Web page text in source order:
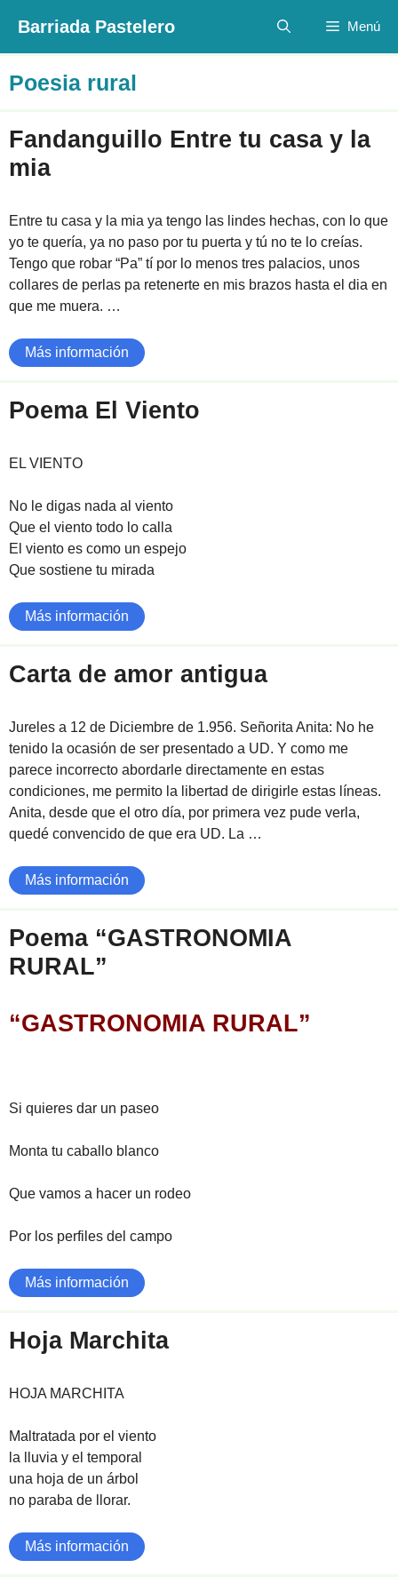
contenido
Barriada Pastelero Menú
Poesia rural
Fandanguillo Entre tu casa y la
mia
Entre tu casa y la mia ya tengo las lindes hechas, con lo que
yo te quería, ya no paso por tu puerta y tú no te lo creías.
Tengo que robar “Pa” tí por lo menos tres palacios, unos
collares de perlas pa retenerte en mis brazos hasta el dia en
que me muera. …
Más información
Poema El Viento
EL VIENTO
No le digas nada al viento
Que el viento todo lo calla
El viento es como un espejo
Que sostiene tu mirada
Más información
Carta de amor antigua
Jureles a 12 de Diciembre de 1.956. Señorita Anita: No he
tenido la ocasión de ser presentado a UD. Y como me
parece incorrecto abordarle directamente en estas
condiciones, me permito la libertad de dirigirle estas líneas.
Anita, desde que el otro día, por primera vez pude verla,
quedé convencido de que era UD. La …
Más información
Poema “GASTRONOMIA
RURAL”
“GASTRONOMIA RURAL”
Si quieres dar un paseo
Monta tu caballo blanco
Que vamos a hacer un rodeo
Por los perfiles del campo
Más información
Hoja Marchita
HOJA MARCHITA
Maltratada por el viento
la lluvia y el temporal
una hoja de un árbol
no paraba de llorar.
Más información